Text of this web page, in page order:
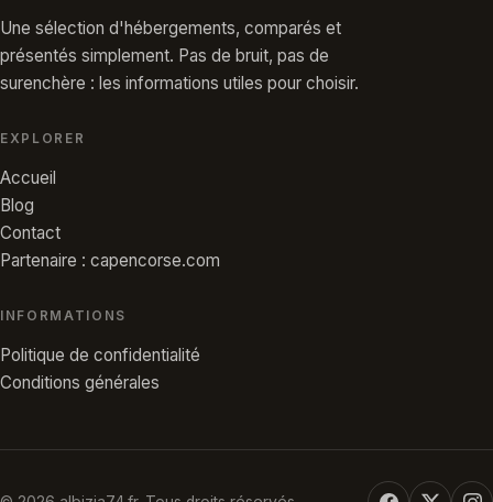
Une sélection d'hébergements, comparés et
présentés simplement. Pas de bruit, pas de
surenchère : les informations utiles pour choisir.
EXPLORER
Accueil
Blog
Contact
Partenaire : capencorse.com
INFORMATIONS
Politique de confidentialité
Conditions générales